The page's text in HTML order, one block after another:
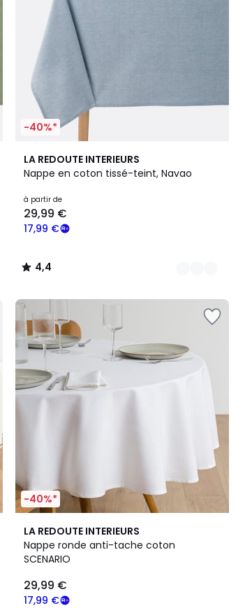
-40%*
LA REDOUTE INTERIEURS
Nappe en coton tissé-teint, Navao
à partir de
17,99 €
29,99 €
4,4
/ 5
3
Couleurs
4,4
/
-40%*
LA REDOUTE INTERIEURS
Nappe ronde anti-tache coton
SCENARIO
17,99 €
29,99 €
3,2
/ 5
5
Couleurs